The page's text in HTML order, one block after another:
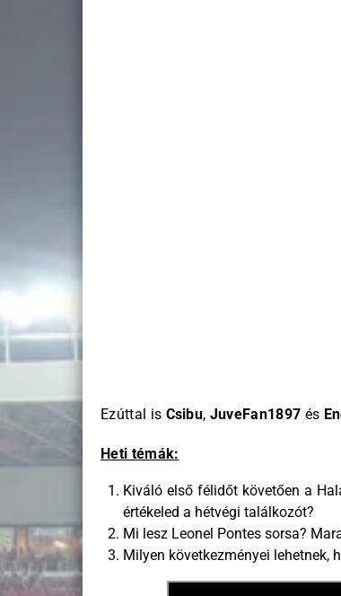
Ezúttal is Csibu, JuveFan1897 és
Heti témák:
Kiváló első félidőt követően a
értékeled a hétvégi találkozót?
Mi lesz Leonel Pontes sorsa?
Milyen következményei lehetnek,